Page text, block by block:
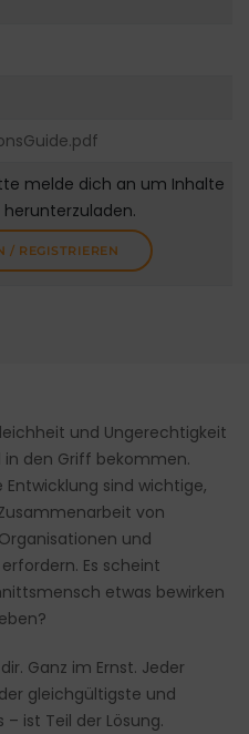
melde dich an um Inhalte
/ REGISTRIEREN
und Ungerechtigkeit
den Griff bekommen.
sind wichtige,
von
und
Es scheint
etwas bewirken
Ganz im Ernst. Jeder
gleichgültigste und
ist Teil der Lösung.